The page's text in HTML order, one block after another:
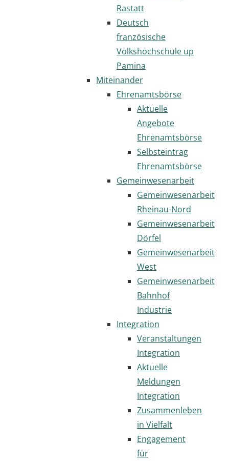
Rastatt
Deutsch
französische
Volkshochschule up
Pamina
Miteinander
Ehrenamtsbörse
Aktuelle
Angebote
Ehrenamtsbörse
Selbsteintrag
Ehrenamtsbörse
Gemeinwesenarbeit
Gemeinwesenarbeit
Rheinau-Nord
Gemeinwesenarbeit
Dörfel
Gemeinwesenarbeit
West
Gemeinwesenarbeit
Bahnhof
Industrie
Integration
Veranstaltungen
Integration
Aktuelle
Meldungen
Integration
Zusammenleben
in Vielfalt
Engagement
für